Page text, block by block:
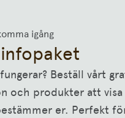
igång
Beställ vårt
och produkter att
er. Perfekt